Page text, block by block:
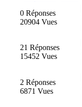
0 Réponses
20904 Vues
21 Réponses
15452 Vues
2 Réponses
6871 Vues